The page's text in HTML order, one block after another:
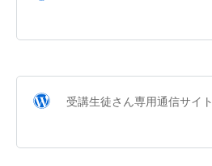
受講生徒さん専用通信サイト